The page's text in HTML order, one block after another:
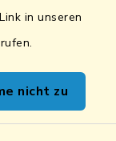
in unseren
nicht zu